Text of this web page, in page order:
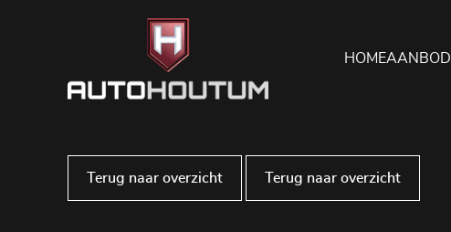
HOMEAANBOD
Terug naar overzicht Terug naar overzicht